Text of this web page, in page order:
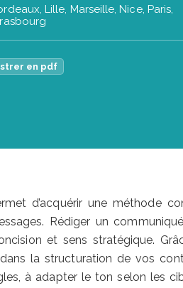
Lille, Marseille, Nice, Paris,
en pdf
d’acquérir une méthode
Rédiger un
et sens stratégique.
la structuration de vos
à adapter le ton selon les